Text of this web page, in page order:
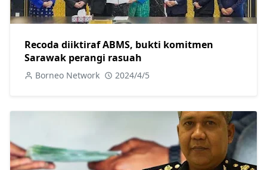
Recoda diiktiraf ABMS, bukti komitmen
Sarawak perangi rasuah
Borneo Network 2024/4/5